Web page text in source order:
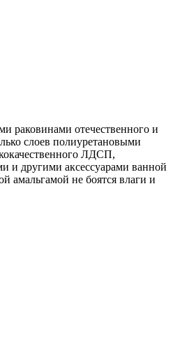
раковинами отечественного и
слоев полиуретановыми
ЛДСП,
и другими аксессуарами ванной
амальгамой не боятся влаги и